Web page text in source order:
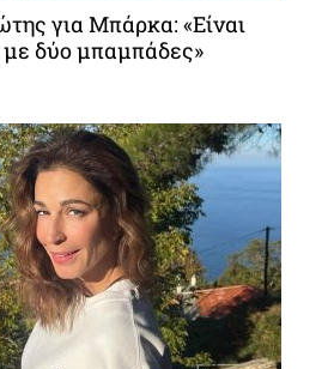
για Μπάρκα: «Είναι
με δύο μπαμπάδες»